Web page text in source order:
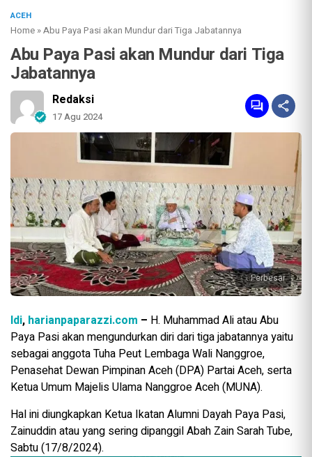
ACEH
Home »Abu Paya Pasi akan Mundur dari Tiga Jabatannya
Abu Paya Pasi akan Mundur dari Tiga
Jabatannya
Redaksi
17 Agu 2024
Perbesar
Idi, harianpaparazzi.com – H. Muhammad Ali atau Abu
Paya Pasi akan mengundurkan diri dari tiga jabatannya yaitu
sebagai anggota Tuha Peut Lembaga Wali Nanggroe,
Penasehat Dewan Pimpinan Aceh (DPA) Partai Aceh, serta
Ketua Umum Majelis Ulama Nanggroe Aceh (MUNA).
Hal ini diungkapkan Ketua Ikatan Alumni Dayah Paya Pasi,
Zainuddin atau yang sering dipanggil Abah Zain Sarah Tube,
Sabtu (17/8/2024).